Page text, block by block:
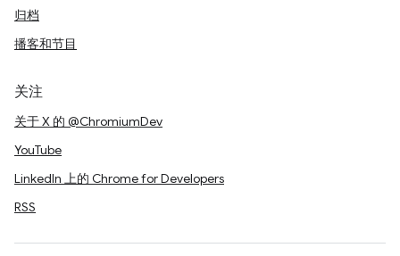
归档
播客和节目
关注
关于 X 的 @ChromiumDev
YouTube
LinkedIn 上的 Chrome for Developers
RSS